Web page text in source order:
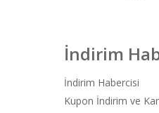
İndirim
İndirim Habercisi
Kupon İndirim ve